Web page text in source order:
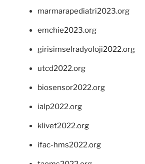
marmarapediatri2023.org
emchie2023.org
girisimselradyoloji2022.org
utcd2022.org
biosensor2022.org
ialp2022.org
klivet2022.org
ifac-hms2022.org